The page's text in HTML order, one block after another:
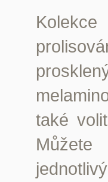
také
Můžete